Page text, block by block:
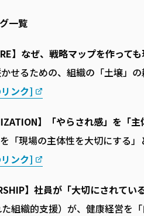
一覧
】なぜ、戦略マップを作って
せるための、組織の「土壌」
ンク]
】「やらされ感」を「
「現場の主体性を大切にする
ンク]
】社員が「大切にされてい
組織的支援）が、健康経営を